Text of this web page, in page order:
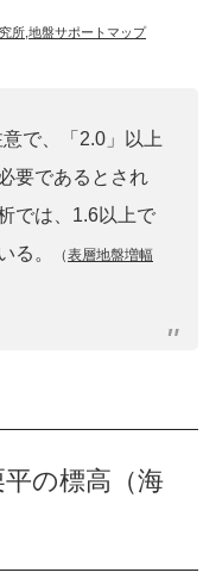
所 地盤サポートマップ
で、「2.0」以上
要であるとされ
では、1.6以上で
る。
（表層地盤増幅
の標高（海